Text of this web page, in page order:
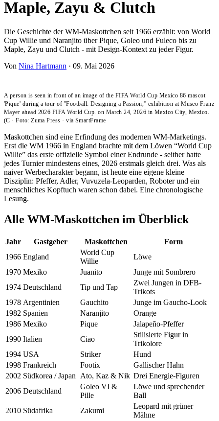
Maple, Zayu & Clutch
Die Geschichte der WM-Maskottchen seit 1966 erzählt: von World
Cup Willie und Naranjito über Pique, Goleo und Fuleco bis zu
Maple, Zayu und Clutch - mit Design-Kontext zu jeder Figur.
Von Nina Hartmann · 09. Mai 2026
A person is seen in front of an image of the FIFA World Cup Mexico 86 mascot
'Pique' during a tour of ''Football: Designing a Passion,'' exhibition at Museo Franz
Mayer ahead 2026 FIFA World Cup. on March 24, 2026 in Mexico City, Mexico.
(C ·Foto: Zuma Press ·via SmartFrame
Maskottchen sind eine Erfindung des modernen WM-Marketings.
Erst die WM 1966 in England brachte mit dem Löwen “World Cup
Willie” das erste offizielle Symbol einer Endrunde - seither hatte
jedes Turnier mindestens eines, 2026 erstmals gleich drei. Was als
naiver Werbecharakter begann, ist heute eine eigene kleine
Disziplin: Pfeffer, Adler, Vuvuzela-Leoparden, Roboter und ein
menschliches Kopftuch waren schon dabei. Eine chronologische
Lesung.
Alle WM-Maskottchen im Überblick
Jahr Gastgeber Maskottchen
Form
1966 England
World Cup
Willie
Löwe
1970 Mexiko Juanito
Junge mit Sombrero
1974 Deutschland Tip und Tap
Zwei Jungen in DFB-
Trikots
1978 Argentinien Gauchito
Junge im Gaucho-Look
1982 Spanien Naranjito
Orange
1986 Mexiko Pique
Jalapeño-Pfeffer
1990 Italien Ciao
Stilisierte Figur in
Trikolore
1994 USA Striker
Hund
1998 Frankreich Footix
Gallischer Hahn
2002 Südkorea / Japan Ato, Kaz & Nik Drei Energie-Figuren
2006 Deutschland
Goleo VI &
Pille
Löwe und sprechender
Ball
2010 Südafrika Zakumi
Leopard mit grüner
Mähne